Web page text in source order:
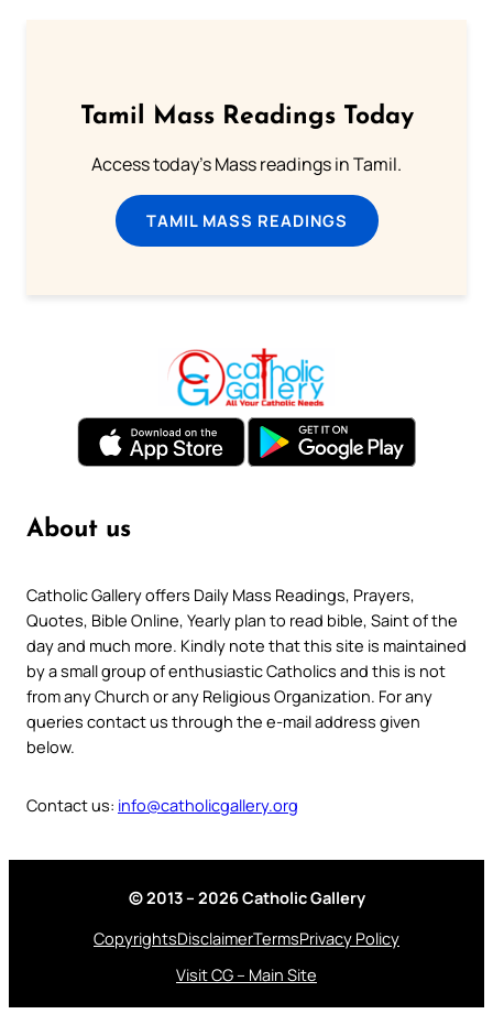
Tamil Mass Readings Today
Access today's Mass readings in Tamil.
TAMIL MASS READINGS
About us
Catholic Gallery offers Daily Mass Readings, Prayers,
Quotes, Bible Online, Yearly plan to read bible, Saint of the
day and much more. Kindly note that this site is maintained
by a small group of enthusiastic Catholics and this is not
from any Church or any Religious Organization. For any
queries contact us through the e-mail address given
below.
Contact us: info@catholicgallery.org
© 2013 – 2026 Catholic Gallery
CopyrightsDisclaimerTermsPrivacy Policy
Visit CG – Main Site